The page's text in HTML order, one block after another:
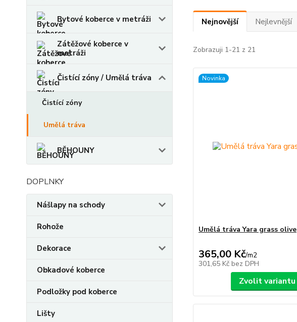
Bytové koberce v metráži
Zátěžové koberce v
metráži
Čistící zóny / Umělá tráva
Čistící zóny
Umělá tráva
BĚHOUNY
DOPLNKY
Nášlapy na schody
Rohože
Dekorace
Obkadové koberce
Podložky pod koberce
Lišty
Nejnovější Nejlevnější
Zobrazuji 1-21 z 21
Novinka
Umělá tráva Yara grass olive
365,00 Kč/m2
301,65 Kč bez DPH
Zvolit variantu